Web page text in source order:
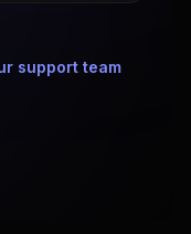
support team